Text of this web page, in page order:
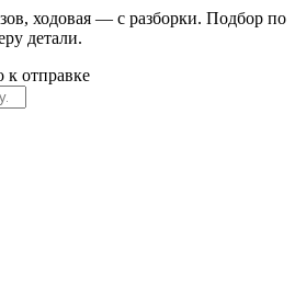
ходовая — с разборки. Подбор по
детали.
к отправке